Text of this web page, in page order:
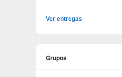
Ver entregas
Grupos